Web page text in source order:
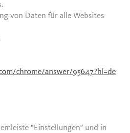
von Daten für alle Websites
chrome/answer/95647?hl=de
"Einstellungen" und in